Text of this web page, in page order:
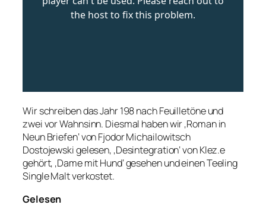
Wir schreiben das Jahr 198 nach Feuilletöne und
zwei vor Wahnsinn. Diesmal haben wir ‚Roman in
Neun Briefen‘ von Fjodor Michailowitsch
Dostojewski gelesen, ‚Desintegration‘ von Klez.e
gehört, ‚Dame mit Hund‘ gesehen und einen Teeling
Single Malt verkostet.
Gelesen